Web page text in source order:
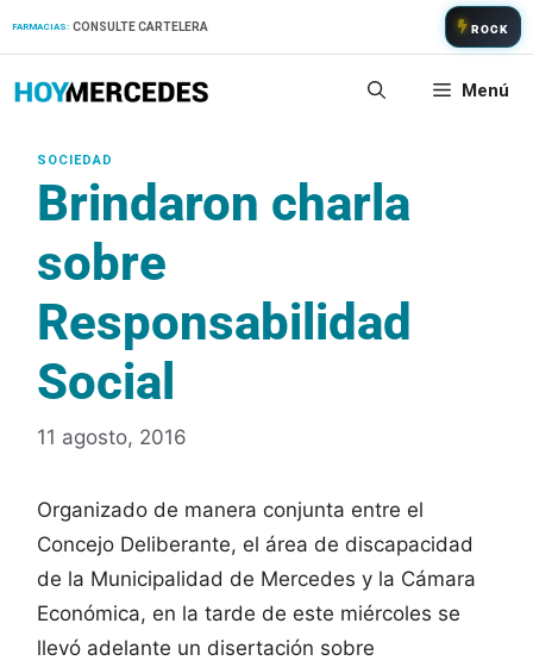
FARMACIAS: CONSULTE CARTELERA ROCK
Menú
Brindaron charla
sobre
Responsabilidad
Social
11 agosto, 2016
Organizado de manera conjunta entre el
Concejo Deliberante, el área de discapacidad
de la Municipalidad de Mercedes y la Cámara
Económica, en la tarde de este miércoles se
llevó adelante un disertación sobre